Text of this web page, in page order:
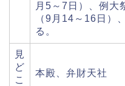
月5～7日）、例大
（9月14～16日）
る。
見
ど
こ
本殿、弁財天社